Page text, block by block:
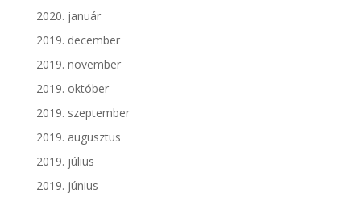
2020. január
2019. december
2019. november
2019. október
2019. szeptember
2019. augusztus
2019. július
2019. június